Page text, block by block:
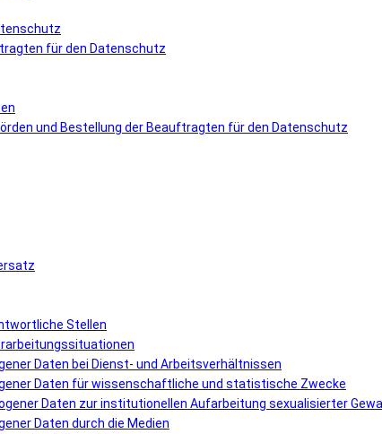
für den Datenschutz
und Bestellung der Beauftragten für den Datenschutz
Stellen
Daten bei Dienst- und Arbeitsverhältnissen
Daten für wissenschaftliche und statistische Zwecke
Daten zur institutionellen Aufarbeitung sexualisierter
Daten durch die Medien